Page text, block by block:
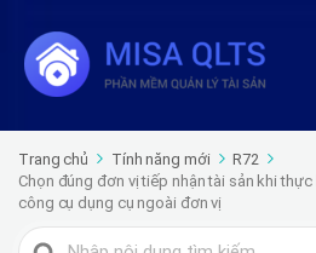
Trang chủ Tính năng mới
R72
Chọn đúng đơn vị tiếp nhận tài sản khi
công cụ dụng cụ ngoài đơn vị
Tìm